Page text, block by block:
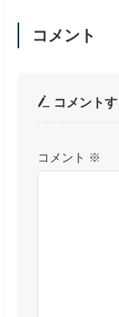
コメント
コメント
コメント ※